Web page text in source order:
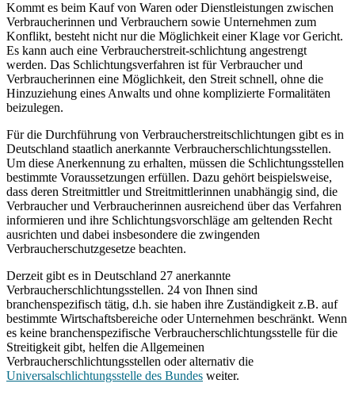
Kommt es beim Kauf von Waren oder Dienstleistungen zwischen
Verbraucherinnen und Verbrauchern sowie Unternehmen zum
Konflikt, besteht nicht nur die Möglichkeit einer Klage vor Gericht.
Es kann auch eine Verbraucherstreit-schlichtung angestrengt
werden. Das Schlichtungsverfahren ist für Verbraucher und
Verbraucherinnen eine Möglichkeit, den Streit schnell, ohne die
Hinzuziehung eines Anwalts und ohne komplizierte Formalitäten
beizulegen.
Für die Durchführung von Verbraucherstreitschlichtungen gibt es in
Deutschland staatlich anerkannte Verbraucherschlichtungsstellen.
Um diese Anerkennung zu erhalten, müssen die Schlichtungsstellen
bestimmte Voraussetzungen erfüllen. Dazu gehört beispielsweise,
dass deren Streitmittler und Streitmittlerinnen unabhängig sind, die
Verbraucher und Verbraucherinnen ausreichend über das Verfahren
informieren und ihre Schlichtungsvorschläge am geltenden Recht
ausrichten und dabei insbesondere die zwingenden
Verbraucherschutzgesetze beachten.
Derzeit gibt es in Deutschland 27 anerkannte
Verbraucherschlichtungsstellen. 24 von Ihnen sind
branchenspezifisch tätig, d.h. sie haben ihre Zuständigkeit z.B. auf
bestimmte Wirtschaftsbereiche oder Unternehmen beschränkt. Wenn
es keine branchenspezifische Verbraucherschlichtungsstelle für die
Streitigkeit gibt, helfen die Allgemeinen
Verbraucherschlichtungsstellen oder alternativ die
Universalschlichtungsstelle des Bundes weiter.